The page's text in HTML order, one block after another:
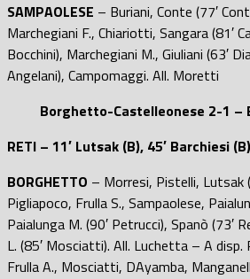
SAMPAOLESE – Buriani, Conte (77′
Marchegiani F., Chiariotti, Sangara (81′
Bocchini), Marchegiani M., Giuliani (63′
Angelani), Campomaggi. All. Moretti
Borghetto-Castelleonese 2-1 –
RETI – 11′ Lutsak (B), 45′ Barchiesi
BORGHETTO – Morresi, Pistelli, Lutsak
Pigliapoco, Frulla S., Sampaolese,
Paialunga M. (90′ Petrucci), Spanò (73′
L. (85′ Mosciatti). All. Luchetta – A disp.
Frulla A., Mosciatti, DAyamba,